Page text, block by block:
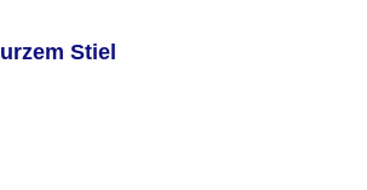
Stiel